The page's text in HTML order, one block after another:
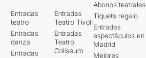
Entradas
teatro
Entradas
danza
Entradas
Entradas
Teatro Tívoli
Entradas
Teatro
Coliseum
Abonos teatrales
Tiquets regalo
Entradas
espectáculos en
Madrid
Mejores